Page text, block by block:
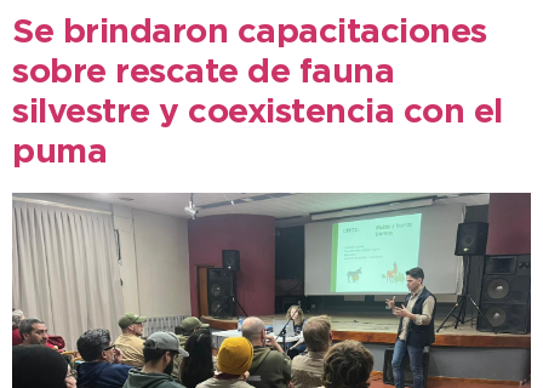
Se brindaron capacitaciones
sobre rescate de fauna
silvestre y coexistencia con el
puma